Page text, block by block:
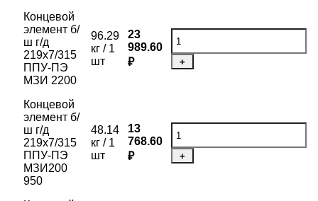
Концевой
элемент б/
ш г/д
219х7/315
ППУ-ПЭ
МЗИ 2200
96.29
кг / 1
шт
23
989.60
₽
+
Концевой
элемент б/
ш г/д
219х7/315
ППУ-ПЭ
МЗИ200
950
48.14
кг / 1
шт
13
768.60
₽
+